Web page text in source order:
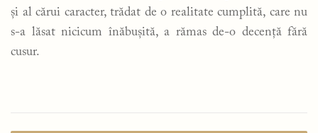
și al cărui caracter, trădat de o realitate cumplită, care nu
s-a lăsat nicicum înăbușită, a rămas de-o decență fără
cusur.